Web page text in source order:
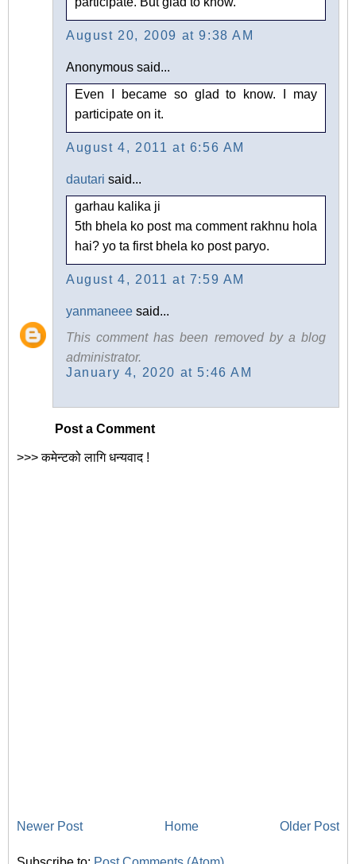
August 20, 2009 at 9:38 AM
Anonymous said...
Even I became so glad to know. I may
participate on it.
August 4, 2011 at 6:56 AM
dautari said...
garhau kalika ji
5th bhela ko post ma comment rakhnu hola
hai? yo ta first bhela ko post paryo.
August 4, 2011 at 7:59 AM
yanmaneee said...
This comment has been removed by a blog
administrator.
January 4, 2020 at 5:46 AM
Post a Comment
>>> कमेन्टको लागि धन्यवाद !
Newer Post Older Post
Home